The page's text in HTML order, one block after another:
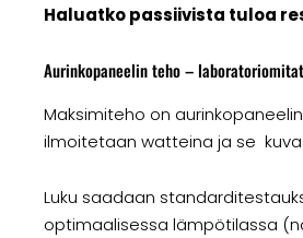
Haluatko passiivista tuloa
Aurinkopaneelin teho –
Maksimiteho on
ilmoitetaan watteina ja se
Luku saadaan
optimaalisessa lämpötilassa